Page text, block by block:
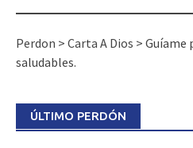
Perdon > Carta A Dios > Guíame
saludables.
ÚLTIMO PERDÓN